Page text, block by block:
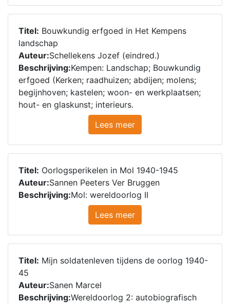
Titel: Bouwkundig erfgoed in Het Kempens
landschap
Auteur:Schellekens Jozef (eindred.)
Beschrijving:Kempen: Landschap; Bouwkundig
erfgoed (Kerken; raadhuizen; abdijen; molens;
begijnhoven; kastelen; woon- en werkplaatsen;
hout- en glaskunst; interieurs.
Lees meer
Titel: Oorlogsperikelen in Mol 1940-1945
Auteur:Sannen Peeters Ver Bruggen
Beschrijving:Mol: wereldoorlog II
Lees meer
Titel: Mijn soldatenleven tijdens de oorlog 1940-
45
Auteur:Sanen Marcel
Beschrijving:Wereldoorlog 2: autobiografisch